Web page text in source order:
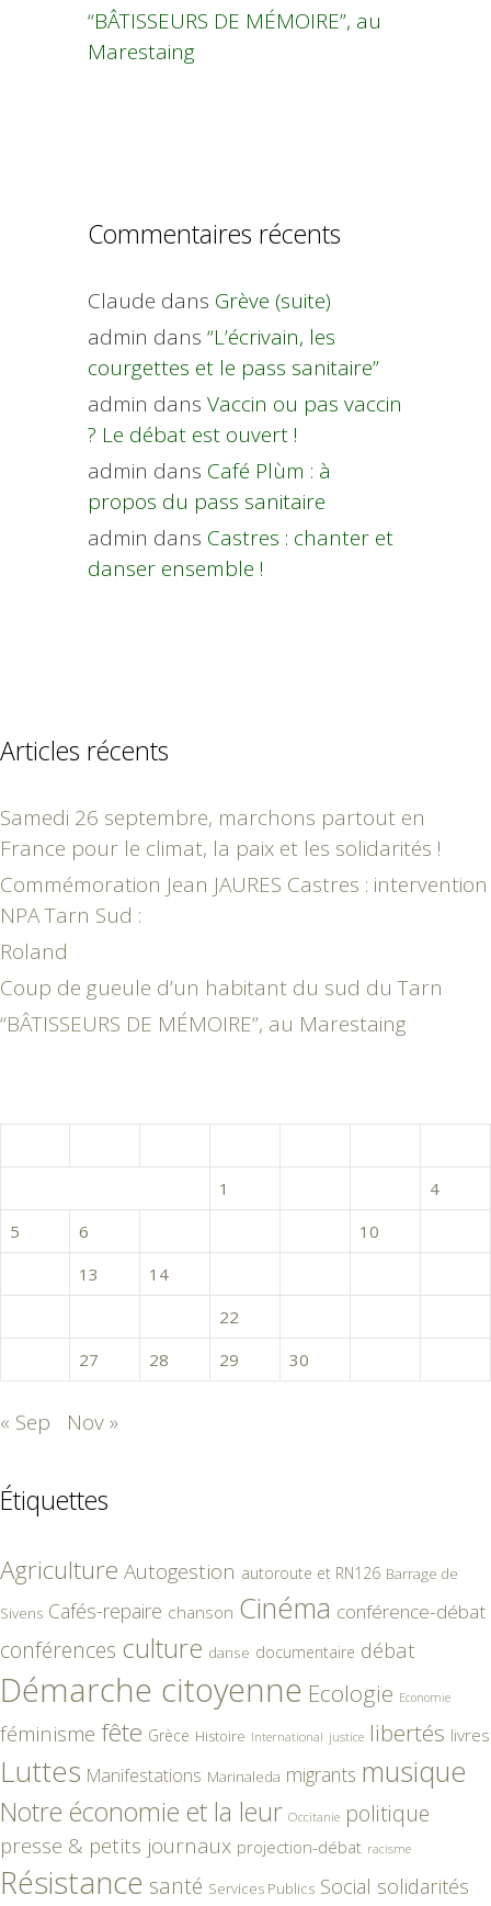
“BÂTISSEURS DE MÉMOIRE”, au
Marestaing
Commentaires récents
Claude dans Grève (suite)
admin dans “L’écrivain, les
courgettes et le pass sanitaire”
admin dans Vaccin ou pas vaccin
? Le débat est ouvert !
admin dans Café Plùm : à
propos du pass sanitaire
admin dans Castres : chanter et
danser ensemble !
Articles récents
Samedi 26 septembre, marchons partout en
France pour le climat, la paix et les solidarités !
Commémoration Jean JAURES Castres : intervention
NPA Tarn Sud :
Roland
Coup de gueule d’un habitant du sud du Tarn
“BÂTISSEURS DE MÉMOIRE”, au Marestaing
1
4
5
6 10
13 14
22
27 28 29 30
« Sep Nov »
Étiquettes
Agriculture Autogestion autoroute et RN126 Barrage de
Sivens Cafés-repaire chanson Cinéma conférence-débat
conférences culture danse documentaire débat
Démarche citoyenne Ecologie Economie
féminisme fête Grèce Histoire International justice libertés livres
Luttes Manifestations Marinaleda migrants musique
Notre économie et la leur Occitanie politique
presse & petits journaux projection-débat racisme
Résistance santé Services Publics Social solidarités